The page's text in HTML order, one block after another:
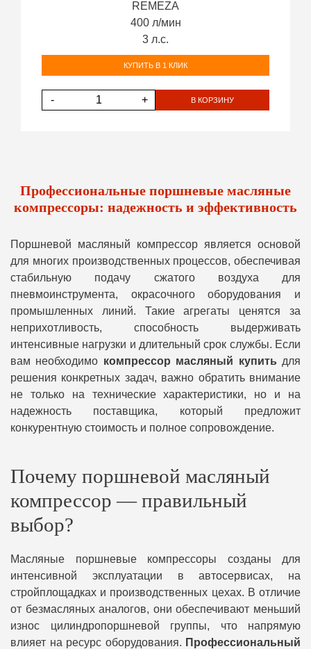
REMEZA
400 л/мин
3 л.с.
КУПИТЬ В 1 КЛИК
- + В КОРЗИНУ
Профессиональные поршневые масляные
компрессоры: надежность и эффективность
Поршневой масляный компрессор является основой
для многих производственных процессов, обеспечивая
стабильную подачу сжатого воздуха для
пневмоинструмента, окрасочного оборудования и
промышленных линий. Такие агрегаты ценятся за
неприхотливость, способность выдерживать
интенсивные нагрузки и длительный срок службы. Если
вам необходимо компрессор масляный купить для
решения конкретных задач, важно обратить внимание
не только на технические характеристики, но и на
надежность поставщика, который предложит
конкурентную стоимость и полное сопровождение.
Почему поршневой масляный
компрессор — правильный
выбор?
Масляные поршневые компрессоры созданы для
интенсивной эксплуатации в автосервисах, на
стройплощадках и производственных цехах. В отличие
от безмасляных аналогов, они обеспечивают меньший
износ цилиндропоршневой группы, что напрямую
влияет на ресурс оборудования. Профессиональный